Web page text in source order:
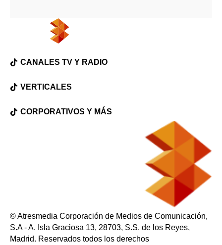
CANALES TV Y RADIO
VERTICALES
CORPORATIVOS Y MÁS
© Atresmedia Corporación de Medios de Comunicación,
S.A - A. Isla Graciosa 13, 28703, S.S. de los Reyes,
Madrid. Reservados todos los derechos